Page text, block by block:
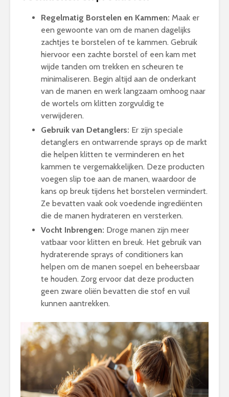
Regelmatig Borstelen en Kammen: Maak er
een gewoonte van om de manen dagelijks
zachtjes te borstelen of te kammen. Gebruik
hiervoor een zachte borstel of een kam met
wijde tanden om trekken en scheuren te
minimaliseren. Begin altijd aan de onderkant
van de manen en werk langzaam omhoog naar
de wortels om klitten zorgvuldig te
verwijderen.
Gebruik van Detanglers: Er zijn speciale
detanglers en ontwarrende sprays op de markt
die helpen klitten te verminderen en het
kammen te vergemakkelijken. Deze producten
voegen slip toe aan de manen, waardoor de
kans op breuk tijdens het borstelen vermindert.
Ze bevatten vaak ook voedende ingrediënten
die de manen hydrateren en versterken.
Vocht Inbrengen: Droge manen zijn meer
vatbaar voor klitten en breuk. Het gebruik van
hydraterende sprays of conditioners kan
helpen om de manen soepel en beheersbaar
te houden. Zorg ervoor dat deze producten
geen zware oliën bevatten die stof en vuil
kunnen aantrekken.